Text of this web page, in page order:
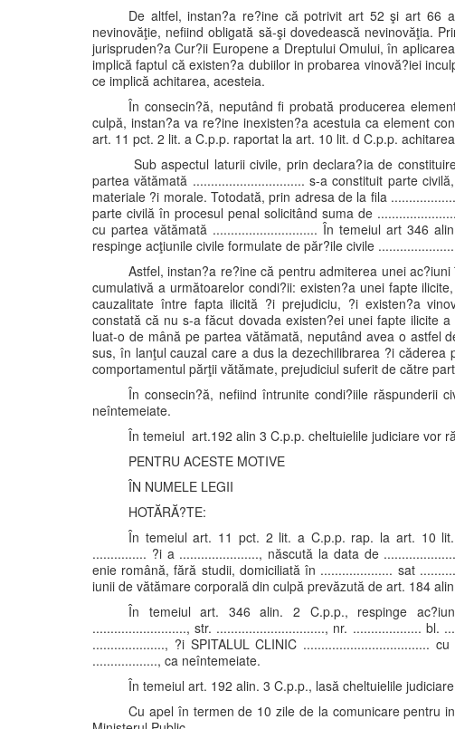
De altfel, instan?a re?ine că potrivit art 52 şi art 66
nevinovăţie, nefiind obligată să-şi dovedească nevinovăţia.
jurispruden?a Cur?ii Europene a Dreptului Omului, în
implică faptul că existen?a dubiilor in probarea vinovă?iei
ce implică achitarea, acesteia.
În consecin?ă, neputând fi probată producerea
culpă, instan?a va re?ine inexisten?a acestuia ca element
art. 11 pct. 2 lit. a C.p.p. raportat la art. 10 lit. d C.p.p.
Sub aspectul laturii civile, prin declara?ia de
partea vătămată ............................... s-a constituit parte
materiale ?i morale. Totodată, prin adresa de la fila
parte civilă în procesul penal solicitând suma de
cu partea vătămată ............................. În temeiul art 346
respinge acţiunile civile formulate de păr?ile civile
Astfel, instan?a re?ine că pentru admiterea unei
cumulativă a următoarelor condi?ii: existen?a unei fapte
cauzalitate între fapta ilicită ?i prejudiciu, ?i existen?a
constată că nu s-a făcut dovada existen?ei unei fapte ilicite
luat-o de mână pe partea vătămată, neputând avea o astfel
sus, în lanţul cauzal care a dus la dezechilibrarea ?i
comportamentul părţii vătămate, prejudiciul suferit de către
În consecin?ă, nefiind întrunite condi?iile răspunderii
neîntemeiate.
În temeiul art.192 alin 3 C.p.p. cheltuielile judiciare vor
PENTRU ACESTE MOTIVE
ÎN NUMELE LEGII
HOTĂRĂ?TE:
În temeiul art. 11 pct. 2 lit. a C.p.p. rap. la art. 10
............... ?i a ......................, născută la data de
enie română, fără studii, domiciliată în .................... sat
iunii de vătămare corporală din culpă prevăzută de art. 184
În temeiul art. 346 alin. 2 C.p.p., respinge
.........................., str. .............................., nr. ................... bl.
...................., ?i SPITALUL CLINIC ...................................
.................., ca neîntemeiate.
În temeiul art. 192 alin. 3 C.p.p., lasă cheltuielile
Cu apel în termen de 10 zile de la comunicare pentru